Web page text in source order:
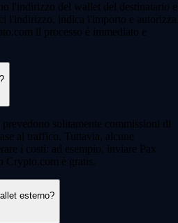
l'indirizzo del wallet del destinatario e
l'indirizzo, indica l'importo e autorizza
il processo è immediato e
solitamente commissioni di
al traffico. Tuttavia, alcune
i costi: ad esempio, inviare Pax
Crypto.com è gratis.
esterno?